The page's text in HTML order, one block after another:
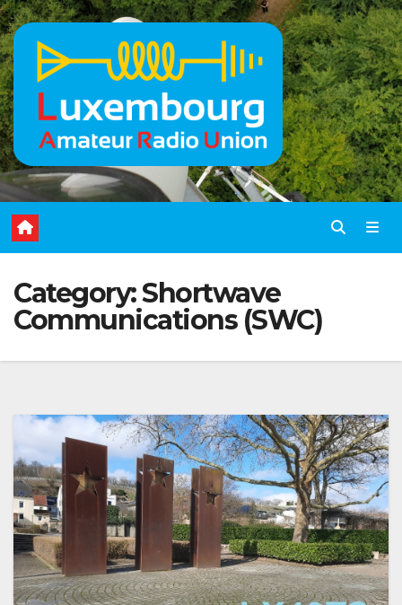
Skip
to
content
Category:Shortwave
Communications (SWC)